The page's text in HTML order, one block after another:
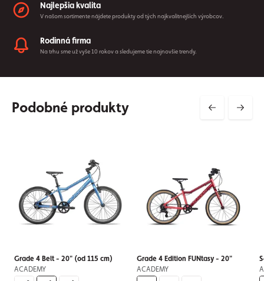
Najlepšia kvalita
V našom sortimente nájdete produkty od tých najkvalitnejších výrobcov.
Rodinná firma
Na trhu sme už vyše 10 rokov a sledujeme tie najnovšie trendy.
Podobné produkty
Grade 4 Belt - 20" (od 115 cm)
ACADEMY
Grade 4 Edition FUNtasy - 20"
ACADEMY